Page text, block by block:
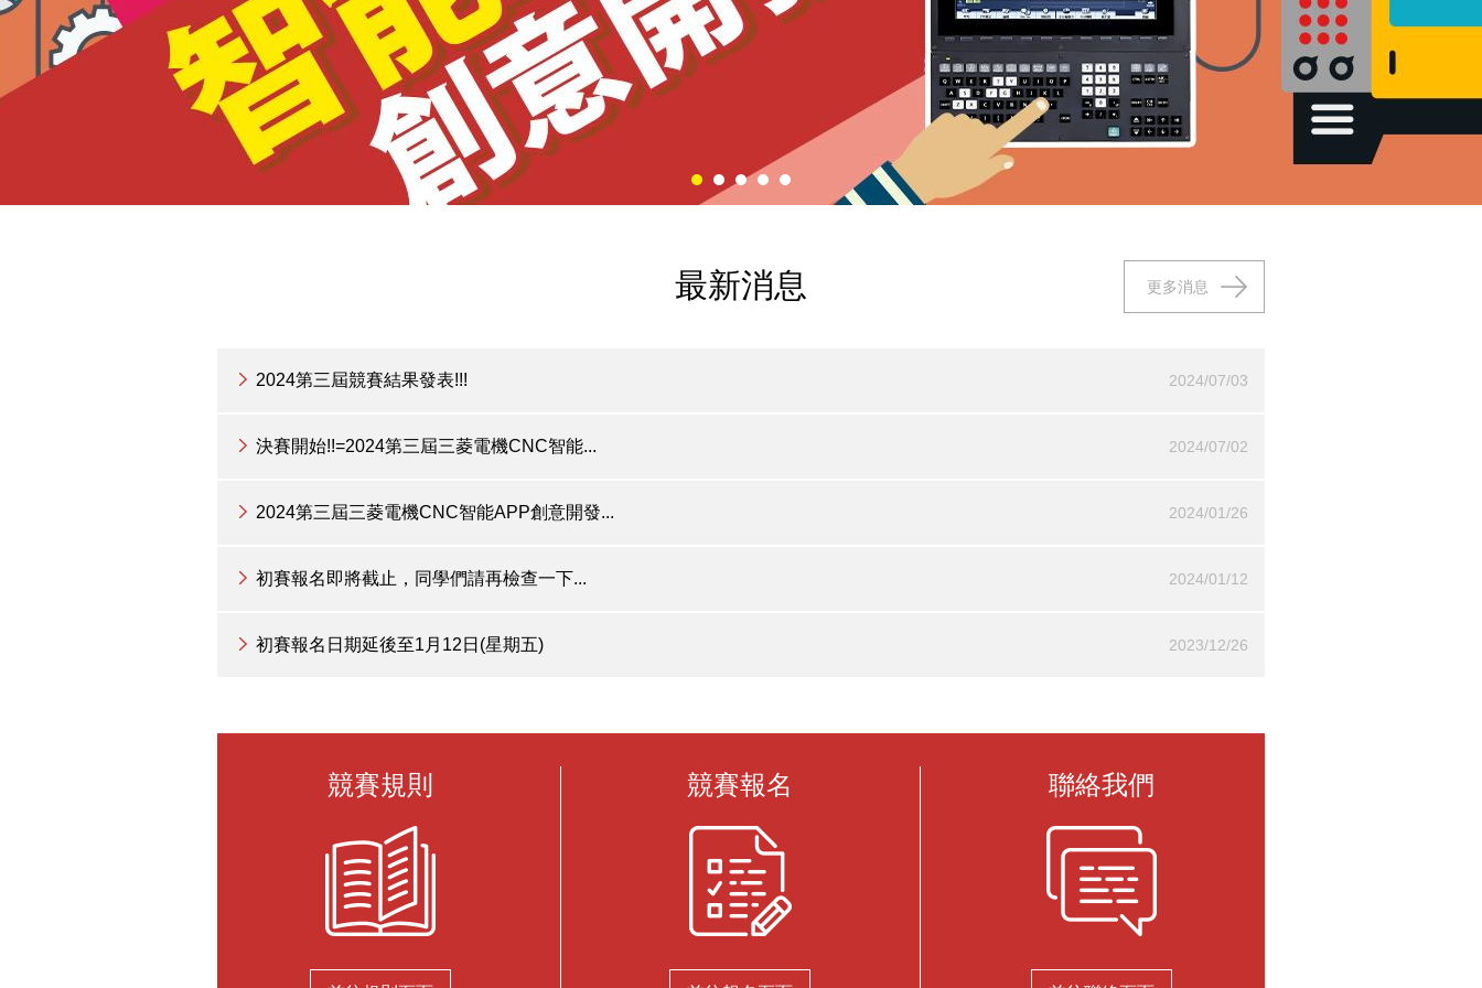
最新消息
2024第三屆競賽結果發表!!! 2024/07/03
決賽開始!!=2024第三屆三菱電機CNC智能... 2024/07/02
2024第三屆三菱電機CNC智能APP創意開發... 2024/01/26
初賽報名即將截止，同學們請再檢查一下... 2024/01/12
初賽報名日期延後至1月12日(星期五) 2023/12/26
更多消息
競賽規則 競賽報名 聯絡我們